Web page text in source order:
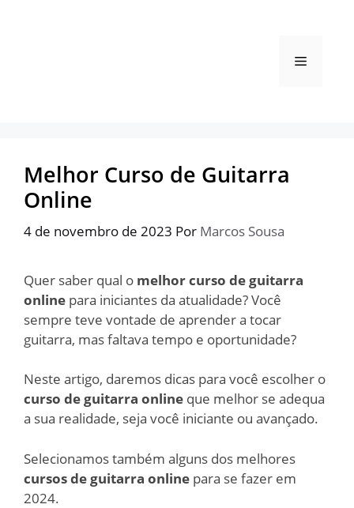
Menu
Melhor Curso de Guitarra
Online
4 de novembro de 2023 Por Marcos Sousa
Quer saber qual o melhor curso de guitarra
online para iniciantes da atualidade? Você
sempre teve vontade de aprender a tocar
guitarra, mas faltava tempo e oportunidade?
Neste artigo, daremos dicas para você escolher o
curso de guitarra online que melhor se adequa
a sua realidade, seja você iniciante ou avançado.
Selecionamos também alguns dos melhores
cursos de guitarra online para se fazer em
2024.